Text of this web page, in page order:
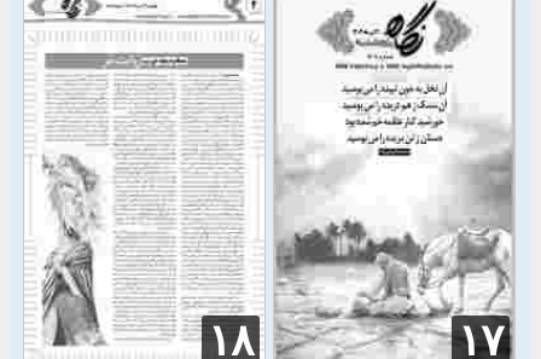
۱۷ ۱۸